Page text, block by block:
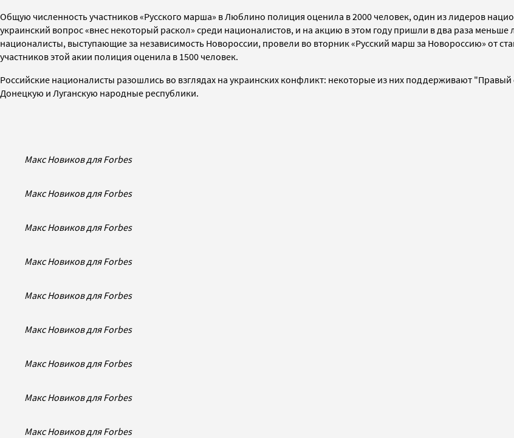
Общую численность участников «Русского марша» в Люблино полиция оценила в 2000 человек, один из лидеров
украинский вопрос «внес некоторый раскол» среди националистов, и на акцию в этом году пришли в два раза
националисты, выступающие за независимость Новороссии, провели во вторник «Русский марш за Новороссию» от
участников этой акии полиция оценила в 1500 человек.
Российские националисты разошлись во взглядах на украинских конфликт: некоторые из них поддерживают
Донецкую и Луганскую народные республики.
Макс Новиков для Forbes
Макс Новиков для Forbes
Макс Новиков для Forbes
Макс Новиков для Forbes
Макс Новиков для Forbes
Макс Новиков для Forbes
Макс Новиков для Forbes
Макс Новиков для Forbes
Макс Новиков для Forbes